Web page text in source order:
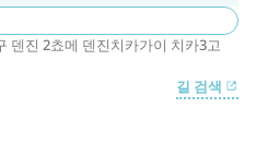
덴진 2쵸메 덴진치카가이 치카3고
길 검색